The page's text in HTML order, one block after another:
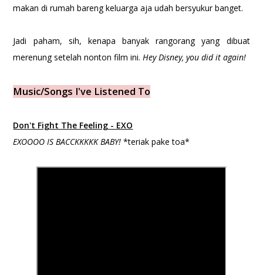
makan di rumah bareng keluarga aja udah bersyukur banget.
Jadi paham, sih, kenapa banyak rangorang yang dibuat
merenung setelah nonton film ini. Hey Disney, you did it again!
Music/Songs I've Listened To
Don't Fight The Feeling - EXO
EXOOOO IS BACCKKKKK BABY! *teriak pake toa*